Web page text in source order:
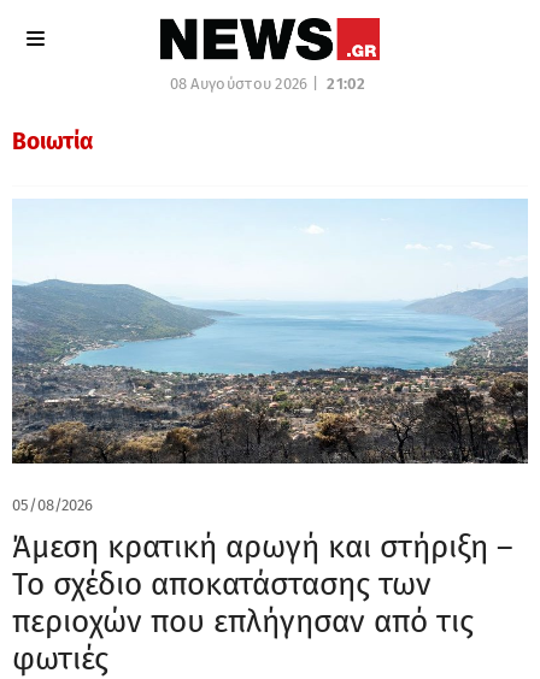
08 Αυγούστου 2026 | 21:02
Βοιωτία
05/08/2026
Άμεση κρατική αρωγή και στήριξη –
Το σχέδιο αποκατάστασης των
περιοχών που επλήγησαν από τις
φωτιές